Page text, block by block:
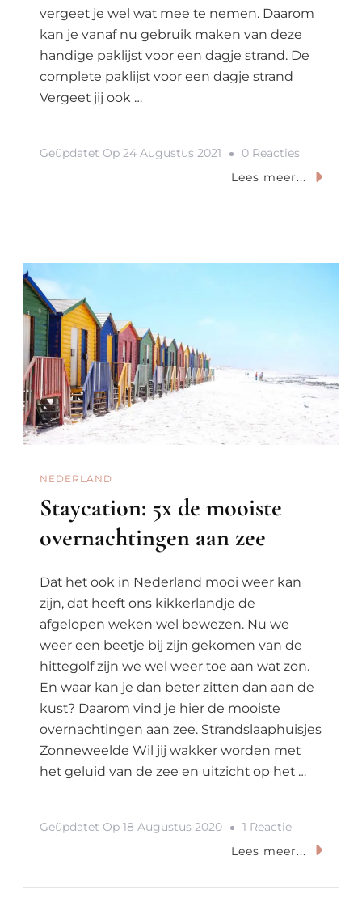
vergeet je wel wat mee te nemen. Daarom
kan je vanaf nu gebruik maken van deze
handige paklijst voor een dagje strand. De
complete paklijst voor een dagje strand
Vergeet jij ook …
Geüpdatet Op 24 Augustus 2021 0 ReactiesOp
Handig:
Lees meer...
NEDERLAND
Staycation: 5x de mooiste
overnachtingen aan zee
Dat het ook in Nederland mooi weer kan
zijn, dat heeft ons kikkerlandje de
afgelopen weken wel bewezen. Nu we
weer een beetje bij zijn gekomen van de
hittegolf zijn we wel weer toe aan wat zon.
En waar kan je dan beter zitten dan aan de
kust? Daarom vind je hier de mooiste
overnachtingen aan zee. Strandslaaphuisjes
Zonneweelde Wil jij wakker worden met
het geluid van de zee en uitzicht op het …
Geüpdatet Op 18 Augustus 2020 1 ReactieOp
Staycation:
Lees meer...